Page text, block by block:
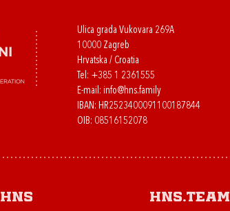
Ulica grada Vukovara 269A
10000 Zagreb
Hrvatska / Croatia
Tel: +385 1 2361555
E-mail: info@hns.family
IBAN: HR2523400091100187844
OIB: 08516152078
HNS HNS.team